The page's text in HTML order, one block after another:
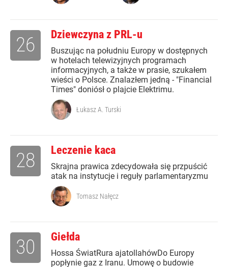
Dziewczyna z PRL-u
Buszując na południu Europy w dostępnych
w hotelach telewizyjnych programach
informacyjnych, a także w prasie, szukałem
wieści o Polsce. Znalazłem jedną - "Financial
Times" doniósł o plajcie Elektrimu.
26
Łukasz A. Turski
Leczenie kaca
Skrajna prawica zdecydowała się przpuścić
atak na instytucje i reguły parlamentaryzmu
28
Tomasz Nałęcz
Giełda
Hossa ŚwiatRura ajatollahówDo Europy
popłynie gaz z Iranu. Umowę o budowie
30